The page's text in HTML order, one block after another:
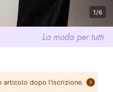
1/6
articolo dopo l'iscrizione.